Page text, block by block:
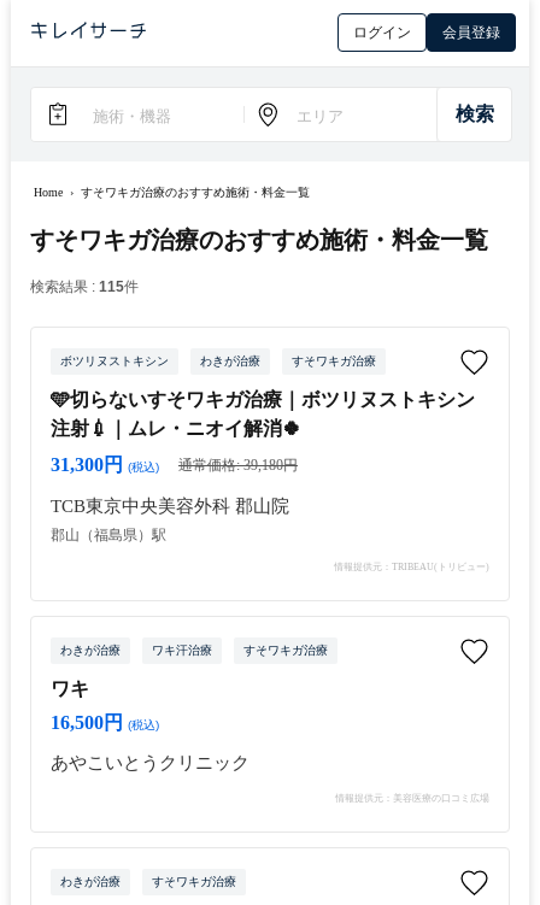
ログイン 会員登録
Home › すそワキガ治療のおすすめ施術・料金一覧
すそワキガ治療のおすすめ施術・料金一覧
検索結果 : 115件
ボツリヌストキシン わきが治療 すそワキガ治療
🩵切らないすそワキガ治療｜ボツリヌストキシン
注射💉｜ムレ・ニオイ解消🍀
31,300円
(税込) 通常価格: 39,180円
TCB東京中央美容外科 郡山院
郡山（福島県）駅
情報提供元：TRIBEAU(トリビュー)
わきが治療 ワキ汗治療 すそワキガ治療
ワキ
16,500円
(税込)
あやこいとうクリニック
情報提供元：美容医療の口コミ広場
わきが治療 すそワキガ治療